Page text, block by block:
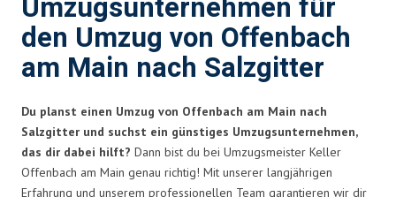
Umzugsunternehmen für
den Umzug von Offenbach
am Main nach Salzgitter
Du planst einen Umzug von Offenbach am Main nach
Salzgitter und suchst ein günstiges Umzugsunternehmen,
das dir dabei hilft? Dann bist du bei Umzugsmeister Keller
Offenbach am Main genau richtig! Mit unserer langjährigen
Erfahrung und unserem professionellen Team garantieren wir dir